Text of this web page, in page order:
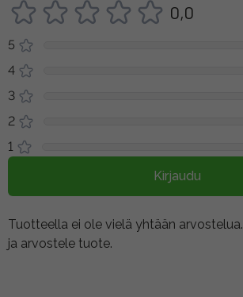
0,0
5
4
3
2
1
Kirjaudu
Tuotteella ei ole vielä yhtään arvostelua.
ja arvostele tuote.